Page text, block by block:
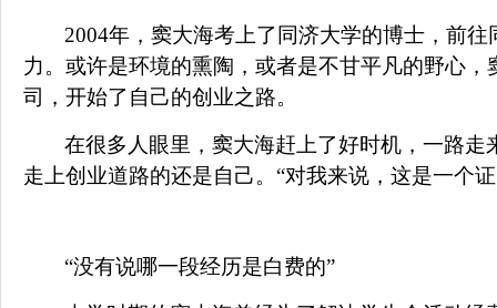
2004年，窦大海考上了同济大学的博士，前
力。或许是环境的熏陶，或者是不甘平凡的野心
司，开始了自己的创业之路。
在很多人眼里，窦大海赶上了好时机，一路
走上创业道路的还是自己。“对我来说，这是一个
“没有说哪一段经历是白费的”